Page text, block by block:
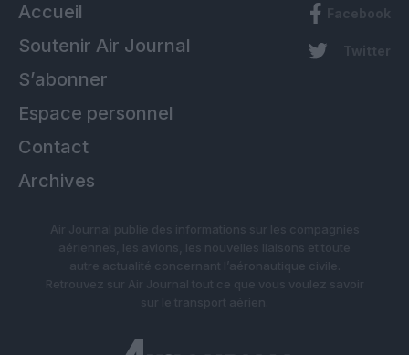
Accueil
Soutenir Air Journal
S’abonner
Espace personnel
Contact
Archives